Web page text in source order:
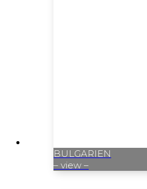
BULGARIEN
– view –